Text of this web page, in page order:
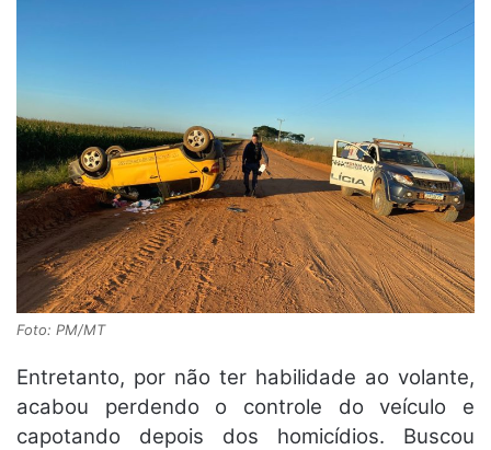
Foto: PM/MT
Entretanto, por não ter habilidade ao volante,
acabou perdendo o controle do veículo e
capotando depois dos homicídios. Buscou